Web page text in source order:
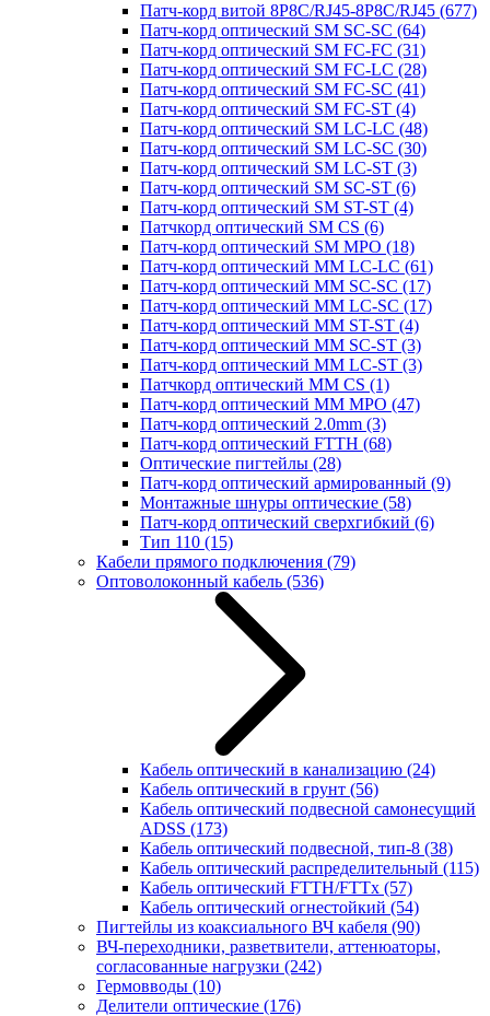
Патч-корд витой 8P8C/RJ45-8P8C/RJ45 (677)
Патч-корд оптический SM SC-SC (64)
Патч-корд оптический SM FC-FC (31)
Патч-корд оптический SM FC-LC (28)
Патч-корд оптический SM FC-SC (41)
Патч-корд оптический SM FC-ST (4)
Патч-корд оптический SM LC-LC (48)
Патч-корд оптический SM LC-SC (30)
Патч-корд оптический SM LC-ST (3)
Патч-корд оптический SM SC-ST (6)
Патч-корд оптический SM ST-ST (4)
Патчкорд оптический SM CS (6)
Патч-корд оптический SM MPO (18)
Патч-корд оптический MM LC-LC (61)
Патч-корд оптический MM SC-SC (17)
Патч-корд оптический MM LC-SC (17)
Патч-корд оптический MM ST-ST (4)
Патч-корд оптический MM SC-ST (3)
Патч-корд оптический MM LC-ST (3)
Патчкорд оптический MM CS (1)
Патч-корд оптический MM MPO (47)
Патч-корд оптический 2.0mm (3)
Патч-корд оптический FTTH (68)
Оптические пигтейлы (28)
Патч-корд оптический армированный (9)
Монтажные шнуры оптические (58)
Патч-корд оптический сверхгибкий (6)
Тип 110 (15)
Кабели прямого подключения (79)
Оптоволоконный кабель (536)
Кабель оптический в канализацию (24)
Кабель оптический в грунт (56)
Кабель оптический подвесной самонесущий
ADSS (173)
Кабель оптический подвесной, тип-8 (38)
Кабель оптический распределительный (115)
Кабель оптический FTTH/FTTx (57)
Кабель оптический огнестойкий (54)
Пигтейлы из коаксиального ВЧ кабеля (90)
ВЧ-переходники, разветвители, аттенюаторы,
согласованные нагрузки (242)
Гермовводы (10)
Делители оптические (176)